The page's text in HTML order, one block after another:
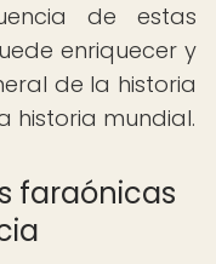
de estas
enriquecer y
de la historia
historia mundial.
faraónicas